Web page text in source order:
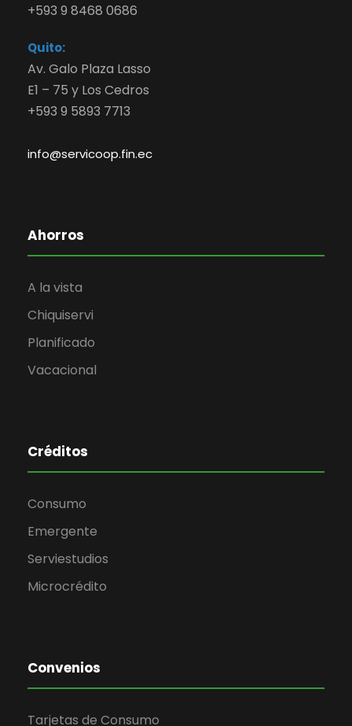
+593 9 8468 0686
Quito:
Av. Galo Plaza Lasso
E1 – 75 y Los Cedros
+593 9 5893 7713
info@servicoop.fin.ec
Ahorros
A la vista
Chiquiservi
Planificado
Vacacional
Créditos
Consumo
Emergente
Serviestudios
Microcrédito
Convenios
Tarjetas de Consumo